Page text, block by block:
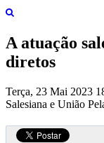
A atuação
diretos
Terça, 23 Mai 2023
Salesiana e União